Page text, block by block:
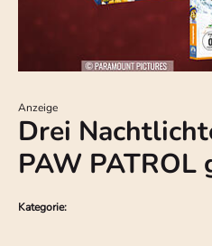
Anzeige
Drei
PAW PATROL
Kategorie: